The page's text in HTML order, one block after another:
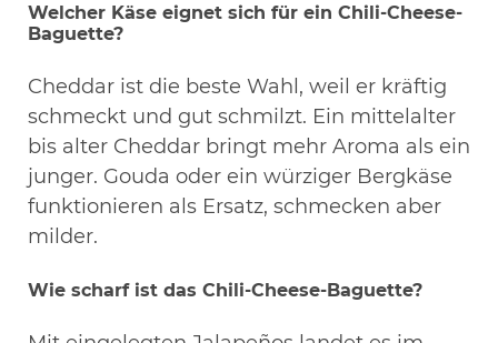
Welcher Käse eignet sich für ein Chili-Cheese-
Baguette?
Cheddar ist die beste Wahl, weil er kräftig
schmeckt und gut schmilzt. Ein mittelalter
bis alter Cheddar bringt mehr Aroma als ein
junger. Gouda oder ein würziger Bergkäse
funktionieren als Ersatz, schmecken aber
milder.
Wie scharf ist das Chili-Cheese-Baguette?